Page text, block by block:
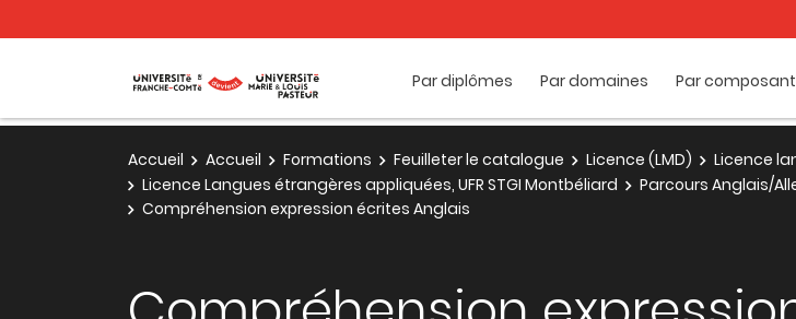
Par diplômes Par domaines Par
Accueil Accueil Formations Feuilleter le catalogue Licence (LMD)
Licence
Licence Langues étrangères appliquées, UFR STGI Montbéliard
Parcours Anglais/
Compréhension expression écrites Anglais